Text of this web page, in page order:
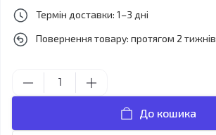
Термін доставки: 1–3 дні
Повернення товару: протягом 2 тижнів
До кошика